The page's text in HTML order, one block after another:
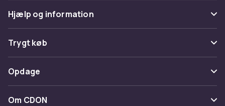
Hjælp og information
Ofte stillede spørgsmål
Spor pakke
Fortryd & returner her
Kontakt os
Trygt køb
Betaling
Levering
Opdage
Kategorier
Om CDON